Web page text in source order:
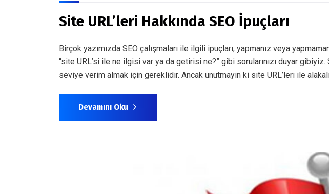
Site URL’leri Hakkında SEO İpuçları
Birçok yazımızda SEO çalışmaları ile ilgili ipuçları, yapmanız veya
“site URL’si ile ne ilgisi var ya da getirisi ne?” gibi sorularınızı duyar
seviye verim almak için gereklidir. Ancak unutmayın ki site URL’leri ile
Devamını Oku